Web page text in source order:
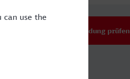
Verbindung prüfen